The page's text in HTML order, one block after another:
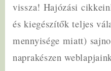
vissza! Hajózási
és kiegészítők teljes
mennyisége miatt)
naprakészen